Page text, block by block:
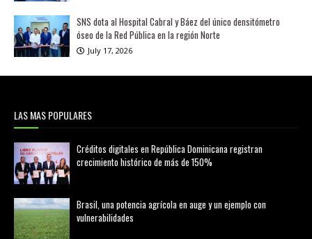
SNS dota al Hospital Cabral y Báez del único densitómetro
óseo de la Red Pública en la región Norte
July 17, 2026
LAS MAS POPULARES
Créditos digitales en República Dominicana registran
crecimiento histórico de más de 150%
Brasil, una potencia agrícola en auge y un ejemplo con
vulnerabilidades